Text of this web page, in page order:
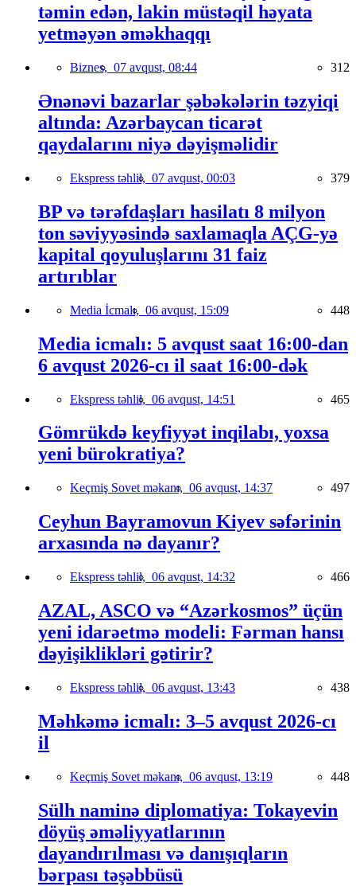
təmin edən, lakin müstəqil həyata
yetməyən əməkhaqqı
Biznes, 07 avqust, 08:44 312
Ənənəvi bazarlar şəbəkələrin təzyiqi
altında: Azərbaycan ticarət
qaydalarını niyə dəyişməlidir
Ekspress təhlil, 07 avqust, 00:03 379
BP və tərəfdaşları hasilatı 8 milyon
ton səviyyəsində saxlamaqla AÇG-yə
kapital qoyuluşlarını 31 faiz
artırıblar
Media İcmalı, 06 avqust, 15:09 448
Media icmalı: 5 avqust saat 16:00-dan
6 avqust 2026-cı il saat 16:00-dək
Ekspress təhlil, 06 avqust, 14:51 465
Gömrükdə keyfiyyət inqilabı, yoxsa
yeni bürokratiya?
Keçmiş Sovet məkanı, 06 avqust, 14:37 497
Ceyhun Bayramovun Kiyev səfərinin
arxasında nə dayanır?
Ekspress təhlil, 06 avqust, 14:32 466
AZAL, ASCO və “Azərkosmos” üçün
yeni idarəetmə modeli: Fərman hansı
dəyişiklikləri gətirir?
Ekspress təhlil, 06 avqust, 13:43 438
Məhkəmə icmalı: 3–5 avqust 2026-cı
il
Keçmiş Sovet məkanı, 06 avqust, 13:19 448
Sülh naminə diplomatiya: Tokayevin
döyüş əməliyyatlarının
dayandırılması və danışıqların
bərpası təşəbbüsü